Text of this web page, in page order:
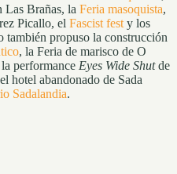
Las Brañas, la Feria masoquista,
Picallo, el Fascist fest y los
propuso la construcción
, la Feria de marisco de O
la performance Eyes Wide Shutde
hotel abandonado de Sada
Sadalandia.